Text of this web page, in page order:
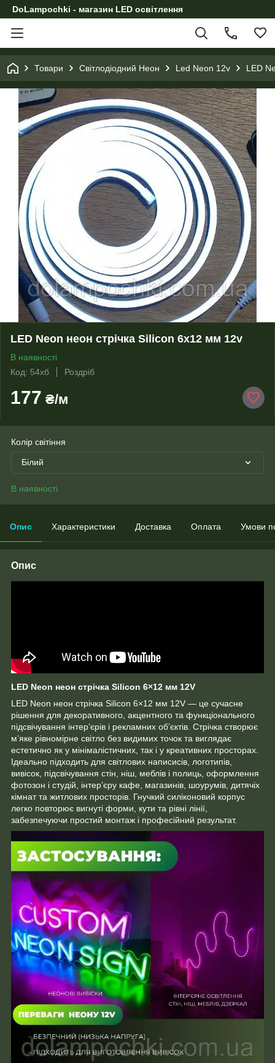
DoLampochki - магазин LED освітлення
Товари Світлодіодний Неон Led Neon 12v LED
LED Neon неон стрічка Silicon 6х12 мм 12v
В наявності
Код: 54хб
Роздріб
177 ₴/м
Колір світіння
Білий
В наявності
Опис Характеристики Доставка Оплата Умови
Опис
LED Neon неон стрічка Silicon 6×12 мм 12V
LED Neon неон стрічка Silicon 6×12 мм 12V — це сучасне
рішення для декоративного, акцентного та функціонального
підсвічування інтер’єрів і рекламних об’єктів. Стрічка створює
м’яке рівномірне світло без видимих точок та виглядає
естетично як у мінімалістичних, так і у креативних просторах.
Ідеально підходить для світлових написисів, логотипів,
вивісок, підсвічування стін, ніш, меблів і полиць, оформлення
фотозон і студій, інтер’єру кафе, магазинів, шоурумів, дитячіх
кімнат та житлових просторів. Гнучкий силіконовий корпус
легко повторює вигнуті форми, кути та рівні лінії,
забезпечуючи простий монтаж і професійний результат.